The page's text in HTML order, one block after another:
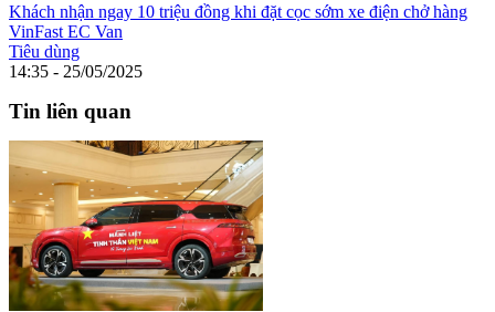
Khách nhận ngay 10 triệu đồng khi đặt cọc sớm xe điện chở hàng
VinFast EC Van
Tiêu dùng
14:35 - 25/05/2025
Tin liên quan